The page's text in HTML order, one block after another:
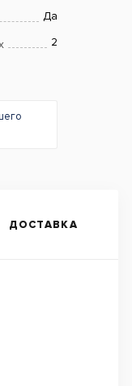
Да
2
ДОСТАВКА